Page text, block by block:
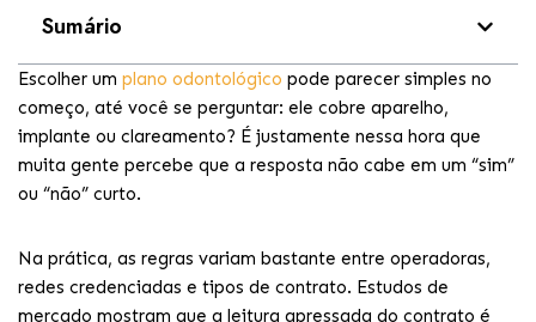
Sumário
Escolher um plano odontológico pode parecer simples no
começo, até você se perguntar: ele cobre aparelho,
implante ou clareamento? É justamente nessa hora que
muita gente percebe que a resposta não cabe em um “sim”
ou “não” curto.
Na prática, as regras variam bastante entre operadoras,
redes credenciadas e tipos de contrato. Estudos de
mercado mostram que a leitura apressada do contrato é